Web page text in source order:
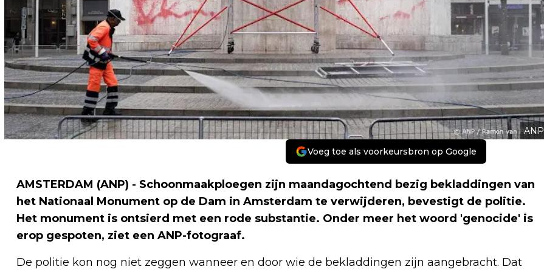
ANP
Voeg toe als voorkeursbron op Google
AMSTERDAM (ANP) - Schoonmaakploegen zijn maandagochtend bezig bekladdingen van
het Nationaal Monument op de Dam in Amsterdam te verwijderen, bevestigt de politie.
Het monument is ontsierd met een rode substantie. Onder meer het woord 'genocide' is
erop gespoten, ziet een ANP-fotograaf.
De politie kon nog niet zeggen wanneer en door wie de bekladdingen zijn aangebracht. Dat